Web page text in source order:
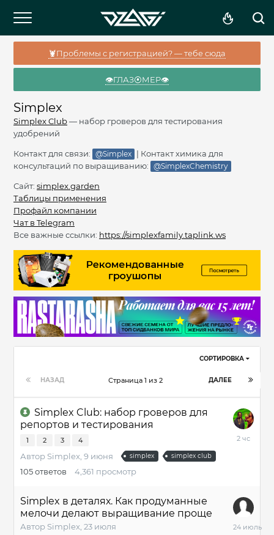
🦞Проблемы с регистрацией? — тебе сюда
👁️ГЛАЗ⦿МЕР👁️
Simplex
Simplex Club— набор гроверов для тестирования
удобрений
Контакт для связи: @Simplex
| Контакт химика для
консультаций по выращиванию:
@SimplexChemistry
Сайт: simplex.garden
Таблицы применения
Профайл компании
Чат в Telegram
Все важные ссылки: https://simplexfamily.taplink.ws
СОРТИРОВКА
НАЗАД ДАЛЕЕ
Страница 1 из 2
Simplex Club: набор гроверов для
репортов и тестирования
1 2 3 4
Автор Simplex, 9 июня simplex simplex club
105ответов 4,361 просмотр
2
Simplex в деталях. Как продуманные
мелочи делают выращивание проще
Автор Simplex 23 июля
24